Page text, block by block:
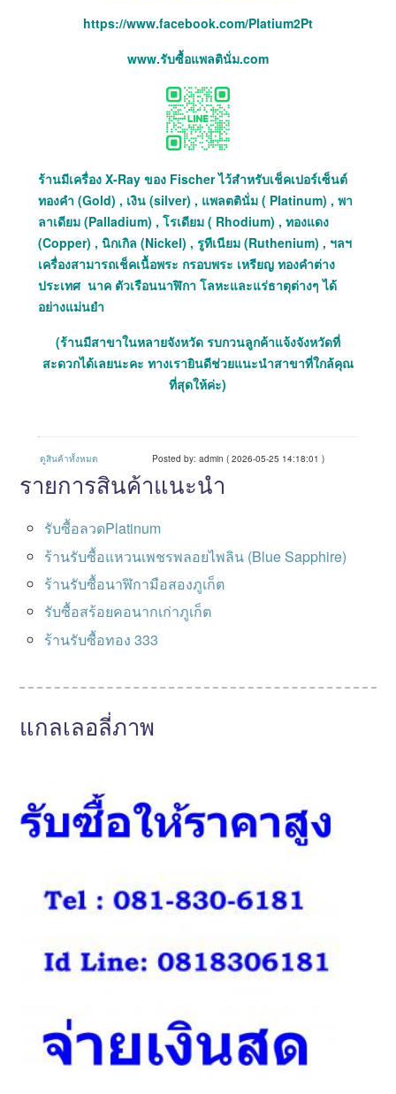
https://www.facebook.com/Platium2Pt
www.รับซื้อแพลตินั่ม.com
ร้านมีเครื่อง X-Ray ของ Fischer ไว้สำหรับเช็คเปอร์เซ็นต์
ทองคำ (Gold) , เงิน (silver) , แพลตตินั่ม ( Platinum) , พา
ลาเดียม (Palladium) , โรเดียม ( Rhodium) , ทองแดง
(Copper) , นิกเกิล (Nickel) , รูทีเนียม (Ruthenium) , ฯลฯ
เครื่องสามารถเช็คเนื้อพระ กรอบพระ เหรียญ ทองคำต่าง
ประเทศ นาค ตัวเรือนนาฬิกา โลหะและแร่ธาตุต่างๆ ได้
อย่างแม่นยำ
(ร้านมีสาขาในหลายจังหวัด รบกวนลูกค้าแจ้งจังหวัดที่
สะดวกได้เลยนะคะ ทางเรายินดีช่วยแนะนำสาขาที่ใกล้คุณ
ที่สุดให้ค่ะ)
ดูสินค้าทั้งหมด Posted by: admin ( 2026-05-25 14:18:01 )
รายการสินค้าแนะนำ
รับซื้อลวดPlatinum
ร้านรับซื้อแหวนเพชรพลอยไพลิน (Blue Sapphire)
ร้านรับซื้อนาฬิกามือสองภูเก็ต
รับซื้อสร้อยคอนากเก่าภูเก็ต
ร้านรับซื้อทอง 333
แกลเลอลี่ภาพ